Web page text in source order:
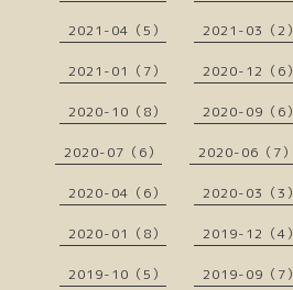
2021-04（5） 2021-03（2）
2021-01（7） 2020-12（6）
2020-10（8） 2020-09（6）
2020-07（6） 2020-06（7）
2020-04（6） 2020-03（3）
2020-01（8） 2019-12（4）
2019-10（5） 2019-09（7）